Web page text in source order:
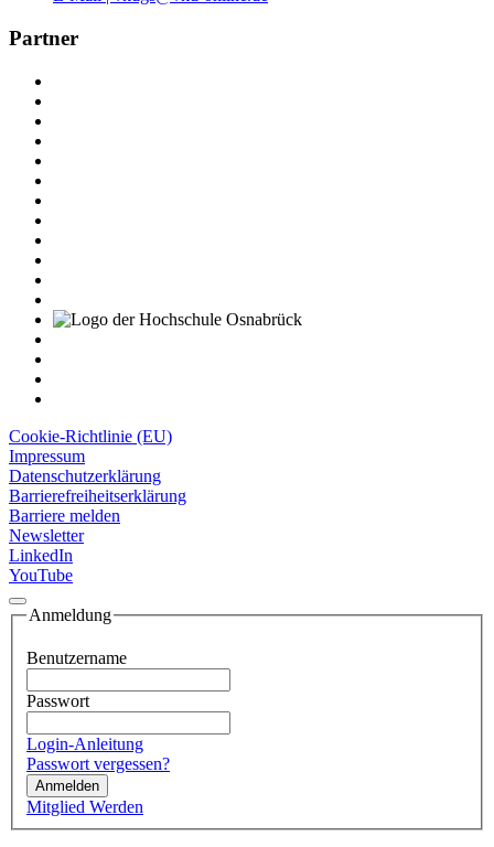
Partner
Cookie-Richtlinie (EU)
Impressum
Datenschutzerklärung
Barrierefreiheitserklärung
Barriere melden
Newsletter
LinkedIn
YouTube
Anmeldung
Benutzername
Passwort
Login-Anleitung
Passwort vergessen?
Anmelden
Mitglied Werden